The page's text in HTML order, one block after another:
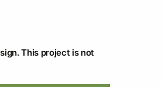
This project is not